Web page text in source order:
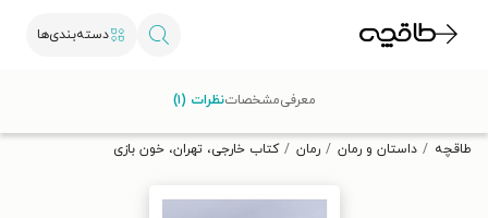
دسته‌بندی‌ها
تخفیف از طاقچه دریافت کن.
طاقچه داستان و رمان رمان کتاب خارجی، تهران، خون بازی
معرفیمشخصاتنظرات (۱)